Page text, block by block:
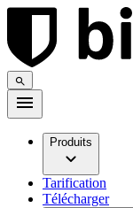
Produits
Tarification
Télécharger